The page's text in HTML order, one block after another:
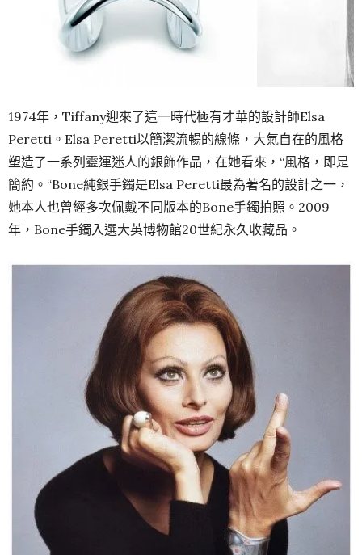
1974年，Tiffany迎來了這一時代極有才華的設計師Elsa
Peretti。Elsa Peretti以簡潔流暢的線條，大氣自在的風格
塑造了一系列靈運迷人的銀飾作品，在她看來，“風格，即是
簡約。“Bone純銀手鐲是Elsa Peretti最為著名的設計之一，
她本人也曾經多次佩戴不同版本的Bone手鐲拍照。2009
年，Bone手鐲入選大英博物館20世紀永久收藏品。